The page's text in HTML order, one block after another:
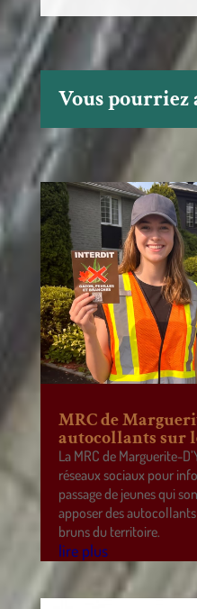
Vous pourriez
MRC de
autocollants sur
La MRC de Marguerite-
réseaux sociaux pour
passage de jeunes qui
apposer des
bruns du territoire.
lire plus